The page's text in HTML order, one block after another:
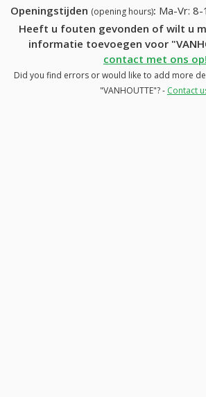
Openingstijden (opening hours): Ma-Vr:
Heeft u fouten gevonden of wilt u
informatie toevoegen voor
contact met ons op!
Did you find errors or would like to add more
"VANHOUTTE"? - Contact